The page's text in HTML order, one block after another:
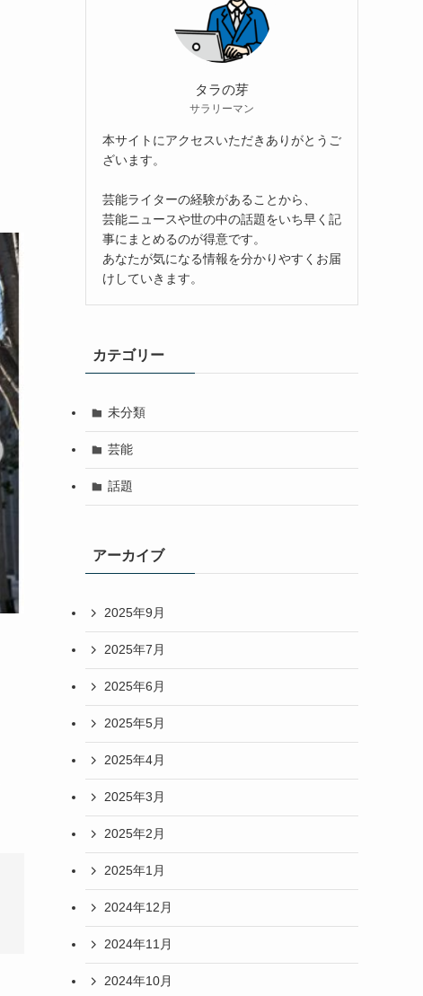
タラの芽
サラリーマン
本サイトにアクセスいただきありがとうご
ざいます。
芸能ライターの経験があることから、
芸能ニュースや世の中の話題をいち早く記
事にまとめるのが得意です。
あなたが気になる情報を分かりやすくお届
けしていきます。
カテゴリー
未分類
芸能
話題
アーカイブ
2025年9月
2025年7月
2025年6月
2025年5月
2025年4月
2025年3月
2025年2月
2025年1月
2024年12月
2024年11月
2024年10月